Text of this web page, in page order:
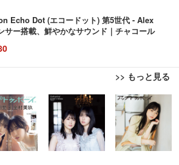
Echo Dot (エコードット) 第5世代 - Alex
サー搭載、鮮やかなサウンド｜チャコール
>> もっと見る
オフィスチェア 椅子 テレワーク 疲れな
上げ式アームレスト コンパクト 約105度ロッ
pc 事務椅子 360度回転 座面昇降 強化ナイロ
ベース 通気性メッシュ 在宅ワーク H-WY01
枠+黒足)
ビジネス向けプレミアムモニター | FlexScan
WT | 31.5型4K UHD・USB Type-C・ホワ
ベーシック ペットシーツ 薄型 レギュラー 1
捨て 無香料 ホワイト 300枚